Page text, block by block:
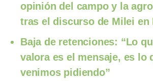
opinión del campo y la
tras el discurso de Milei en
Baja de retenciones: “Lo
valora es el mensaje, es lo
venimos pidiendo”